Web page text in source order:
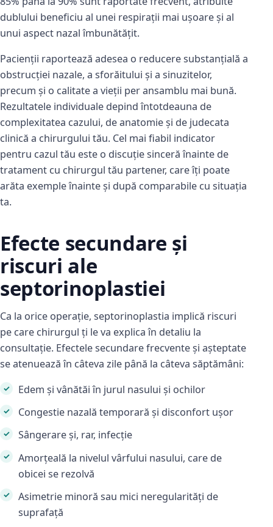
dublului beneficiu al unei respirații mai ușoare și al
unui aspect nazal îmbunătățit.
Pacienții raportează adesea o reducere substanțială a
obstrucției nazale, a sforăitului și a sinuzitelor,
precum și o calitate a vieții per ansamblu mai bună.
Rezultatele individuale depind întotdeauna de
complexitatea cazului, de anatomie și de judecata
clinică a chirurgului tău. Cel mai fiabil indicator
pentru cazul tău este o discuție sinceră înainte de
tratament cu chirurgul tău partener, care îți poate
arăta exemple înainte și după comparabile cu situația
ta.
Efecte secundare și
riscuri ale
septorinoplastiei
Ca la orice operație, septorinoplastia implică riscuri
pe care chirurgul ți le va explica în detaliu la
consultație. Efectele secundare frecvente și așteptate
se atenuează în câteva zile până la câteva săptămâni:
Edem și vânătăi în jurul nasului și ochilor
Congestie nazală temporară și disconfort ușor
Sângerare și, rar, infecție
Amorțeală la nivelul vârfului nasului, care de
obicei se rezolvă
Asimetrie minoră sau mici neregularități de
suprafață